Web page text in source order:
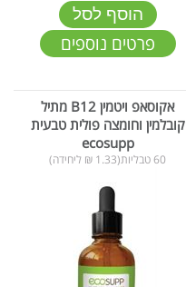
הוסף לסל
פרטים נוספים
אקוסאפ ויטמין B12 מתיל
קובלמין וחומצה פולית טבעית
ecosupp
60 טבליות(1.33 ₪ ליחידה)